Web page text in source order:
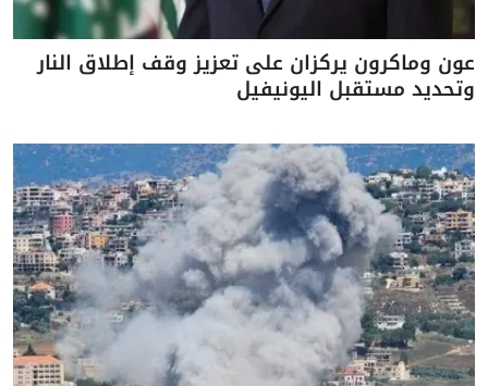
عون وماكرون يركزان على تعزيز وقف إطلاق النار
وتحديد مستقبل اليونيفيل